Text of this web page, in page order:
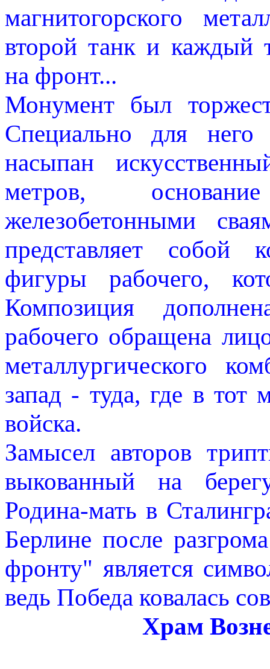
магнитогорского
второй танк и каждый
на фронт...
Монумент был
Специально для
насыпан
метров,
железобетонными
представляет собой
фигуры рабочего,
Композиция
рабочего обращена
металлургического
запад - туда, где в тот
войска.
Замысел авторов
выкованный на
Родина-мать в
Берлине после
фронту" является
ведь Победа ковалась
Храм